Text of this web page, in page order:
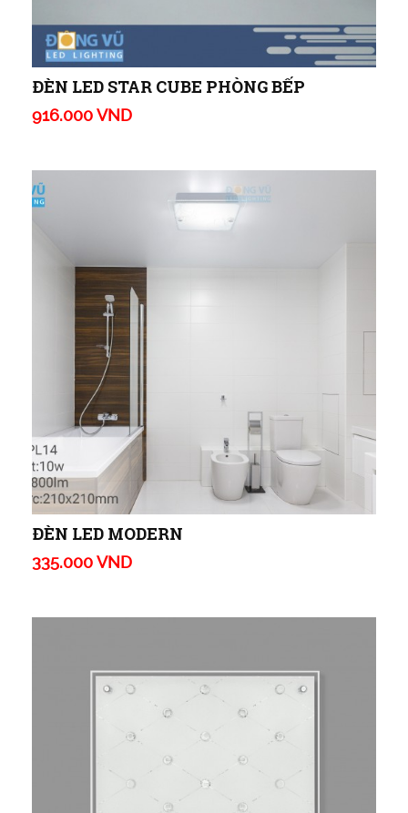
ĐÈN LED STAR CUBE PHÒNG BẾP
916.000 VND
ĐÈN LED MODERN
335.000 VND